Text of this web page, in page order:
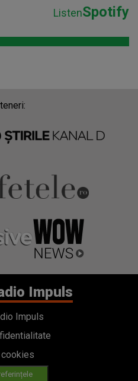
ListenSpotify
Impuls
Impuls